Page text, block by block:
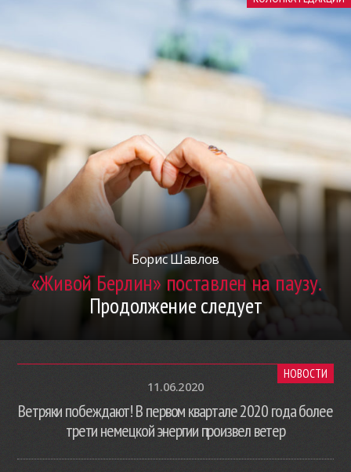
Борис Шавлов
«Живой Берлин» поставлен на паузу.
Продолжение следует
НОВОСТИ
11.06.2020
Ветряки побеждают! В первом квартале 2020 года более
трети немецкой энергии произвел ветер